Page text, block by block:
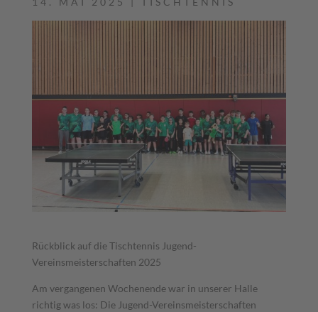
Rückblick auf die Tischtennis Jugend-
Vereinsmeisterschaften 2025
Am vergangenen Wochenende war in unserer Halle
richtig was los: Die Jugend-Vereinsmeisterschaften